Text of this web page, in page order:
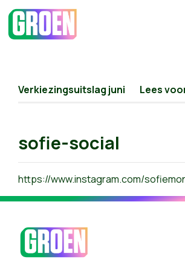
Verkiezingsuitslag juni Lees
sofie-social
https://www.instagram.com/